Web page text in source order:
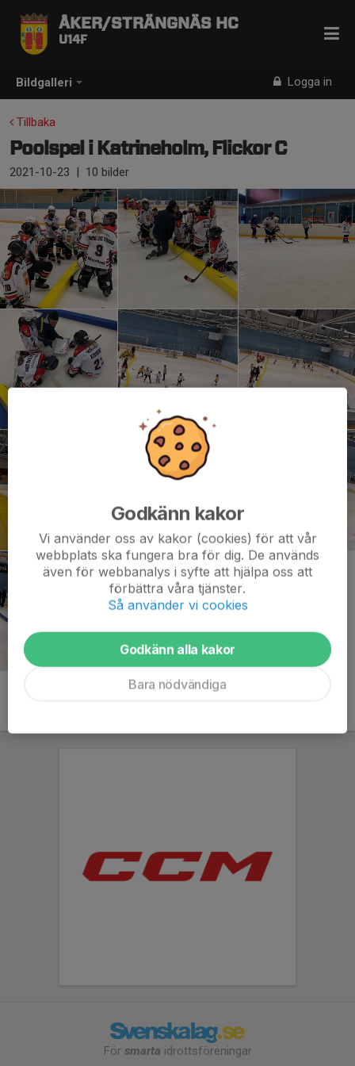
Bildgalleri Logga in
ÅKER/STRÄNGNÄS HC
U14F
Tillbaka
Poolspel i Katrineholm, Flickor C
2021-10-23 | 10 bilder
För smarta idrottsföreningar
Godkänn kakor
Vi använder oss av kakor (cookies) för att vår
webbplats ska fungera bra för dig. De används
även för webbanalys i syfte att hjälpa oss att
förbättra våra tjänster.
Så använder vi cookies
Godkänn alla kakor
Bara nödvändiga